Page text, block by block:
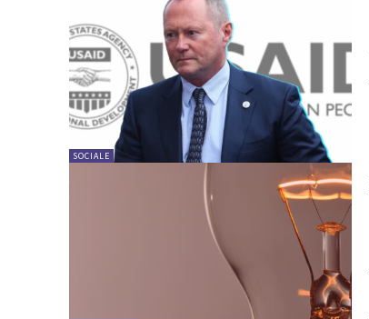
SOCIALE